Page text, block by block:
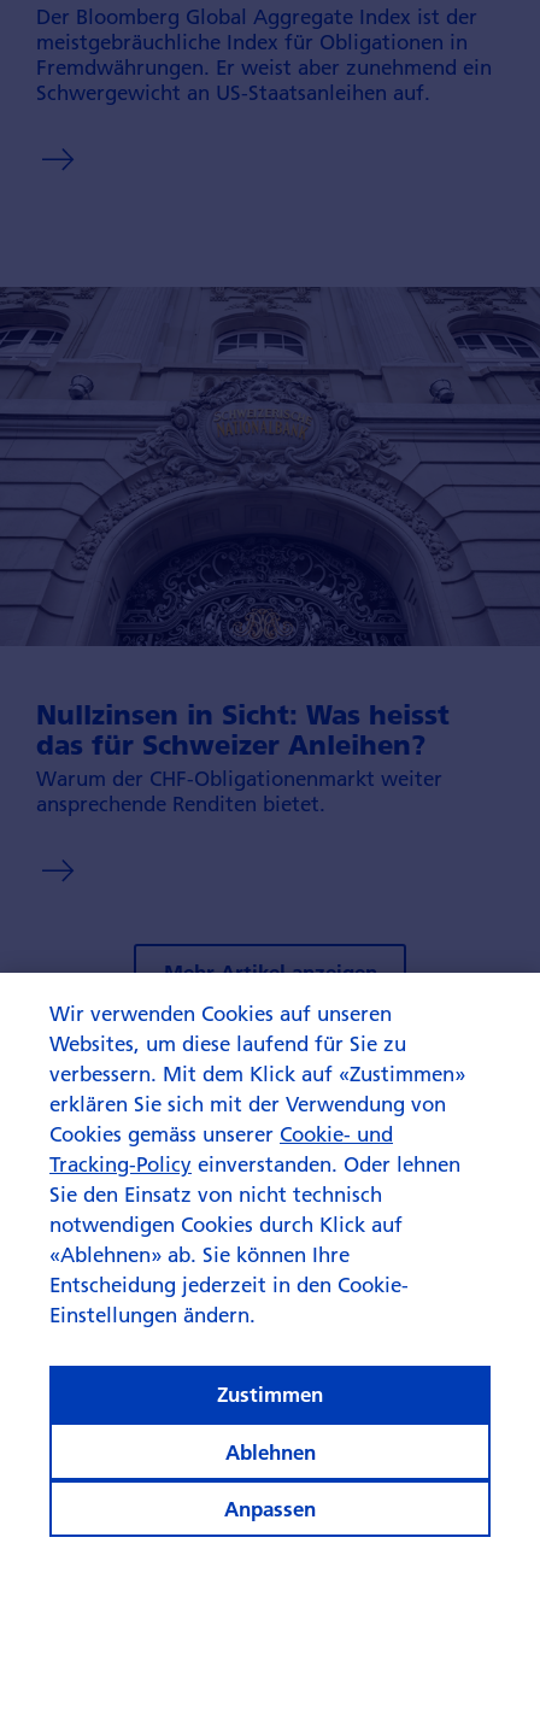
Der Bloomberg Global Aggregate Index ist der
meist­gebräuchliche Index für Obliga­tionen in
Fremd­währungen. Er weist aber zunehmend ein
Schwer­gewicht an US-Staatsanleihen auf.
Nullzinsen in Sicht: Was heisst
das für Schweizer Anleihen?
Warum der CHF-Obligationen­markt weiter
ansprechen­de Renditen bietet.
Mehr Artikel anzeigen
Wir verwenden Cookies auf unseren
Websites, um diese laufend für Sie zu
verbessern. Mit dem Klick auf «Zustimmen»
erklären Sie sich mit der Verwendung von
Cookies gemäss unserer Cookie- und
Tracking-Policy einverstanden. Oder lehnen
Sie den Einsatz von nicht technisch
notwendigen Cookies durch Klick auf
«Ablehnen» ab. Sie können Ihre
Entscheidung jederzeit in den Cookie-
Einstellungen ändern.
Anpassen
Ablehnen
Zustimmen